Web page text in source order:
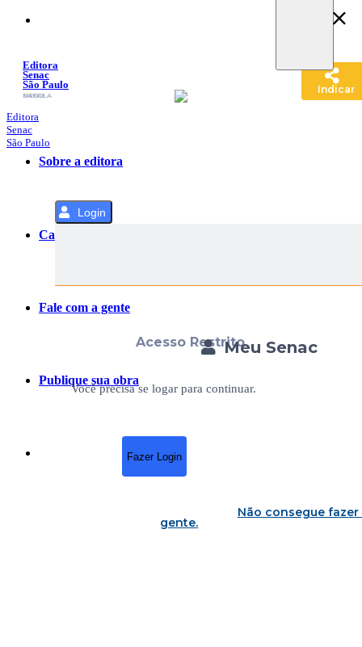
Conteúdo
Editora
Senac
São Paulo
SACOLA
MENU
Editora
Senac
São Paulo
Sobre a editora
Categorias
Fale com a gente
Publique sua obra
Login
Meu Senac
Acesso Restrito
Você precisa se logar para continuar.
Fazer Login
Não consegue
gente.
Indicar